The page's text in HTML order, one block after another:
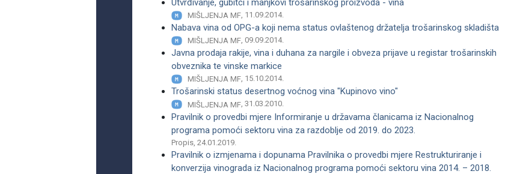
Utvrđivanje, gubitci i manjkovi trošarinskog proizvoda - vina
MIŠLJENJA MF, 11.09.2014.
Nabava vina od OPG-a koji nema status ovlaštenog držatelja trošarinskog skladišta
MIŠLJENJA MF, 09.09.2014.
Javna prodaja rakije, vina i duhana za nargile i obveza prijave u registar trošarinskih
obveznika te vinske markice
MIŠLJENJA MF, 15.10.2014.
Trošarinski status desertnog voćnog vina "Kupinovo vino"
MIŠLJENJA MF, 31.03.2010.
Pravilnik o provedbi mjere Informiranje u državama članicama iz Nacionalnog
programa pomoći sektoru vina za razdoblje od 2019. do 2023.
Propis, 24.01.2019.
Pravilnik o izmjenama i dopunama Pravilnika o provedbi mjere Restrukturiranje i
konverzija vinograda iz Nacionalnog programa pomoći sektoru vina 2014. – 2018.